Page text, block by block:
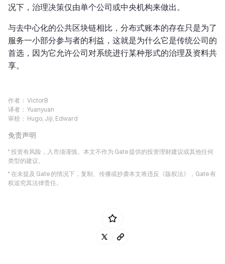
况下，治理决策仅由单个公司或中央机构来做出。
与去中心化的公共区块链相比，分布式账本的存在只是为了
服务一小部分参与者的利益，这就是为什么它是传统公司的
首选，因为它允许公司对系统进行某种形式的治理及资料共
享。
作者： VictorB
译者： Yuanyuan
审校： Hugo, Jiji, Edward
免责声明
* 投资有风险，入市须谨慎。本文不作为 Gate 提供的投资理财建议或其他任何
类型的建议。
* 在未提及 Gate 的情况下，复制、传播或抄袭本文将违反《版权法》，Gate 有
权追究其法律责任。